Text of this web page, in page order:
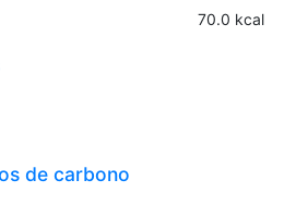
70.0 kcal
de carbono